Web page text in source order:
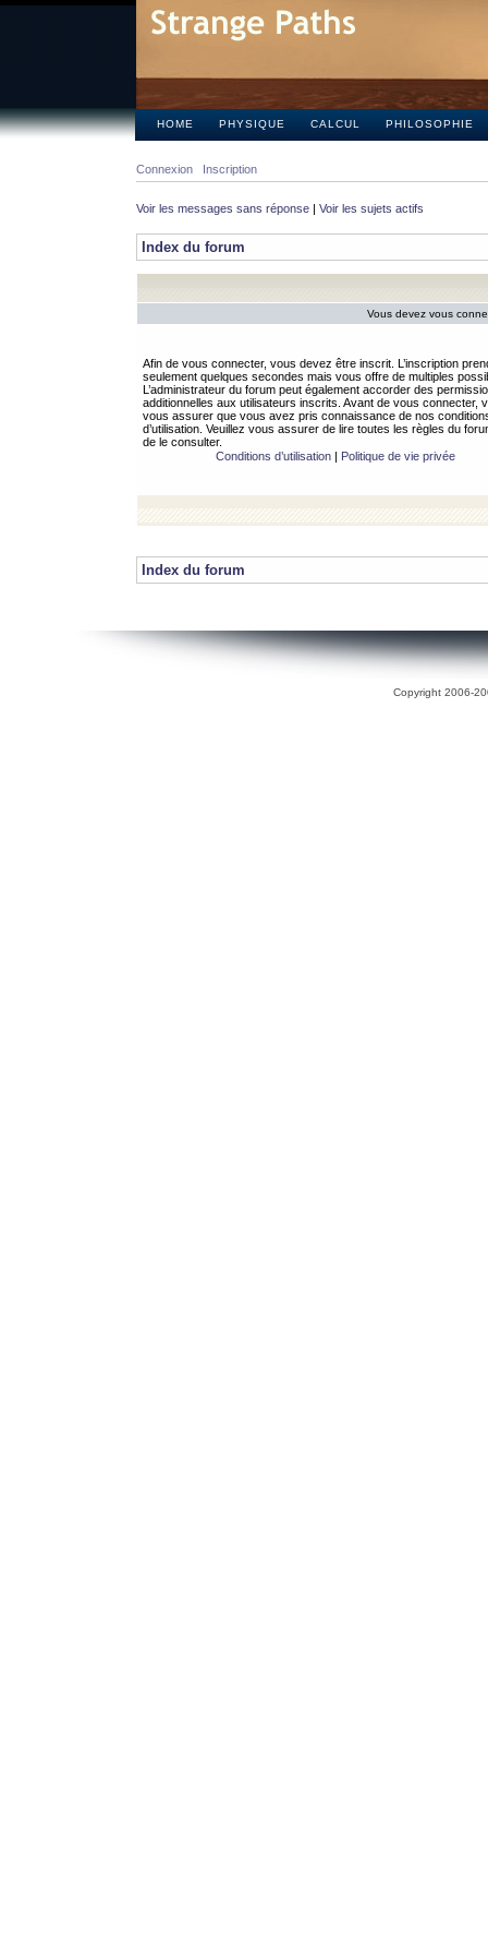
HOME PHYSIQUE CALCUL PHILOSOPHIE
Connexion Inscription
Voir les messages sans réponse | Voir les sujets actifs
Index du forum
Vous devez vous
Afin de vous connecter, vous devez être inscrit. L’inscription
seulement quelques secondes mais vous offre de multiples
L’administrateur du forum peut également accorder des
additionnelles aux utilisateurs inscrits. Avant de vous connecter,
vous assurer que vous avez pris connaissance de nos
d’utilisation. Veuillez vous assurer de lire toutes les règles du
de le consulter.
Conditions d’utilisation| Politique de vie privée
Index du forum
Copyright 2006-